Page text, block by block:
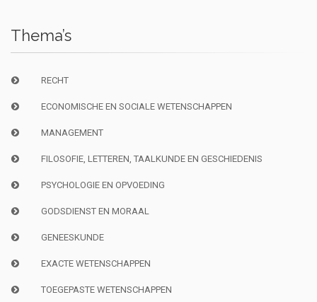
Thema’s
RECHT
ECONOMISCHE EN SOCIALE WETENSCHAPPEN
MANAGEMENT
FILOSOFIE, LETTEREN, TAALKUNDE EN GESCHIEDENIS
PSYCHOLOGIE EN OPVOEDING
GODSDIENST EN MORAAL
GENEESKUNDE
EXACTE WETENSCHAPPEN
TOEGEPASTE WETENSCHAPPEN